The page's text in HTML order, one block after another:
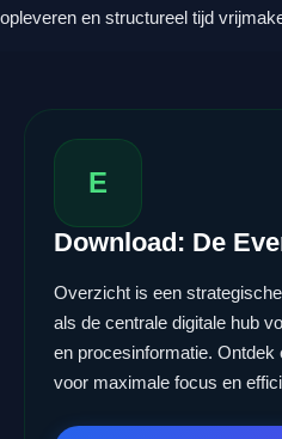
opleveren en structureel tijd
E
Download: De
Overzicht is een
als de centrale digitale hub
en procesinformatie.
voor maximale focus en